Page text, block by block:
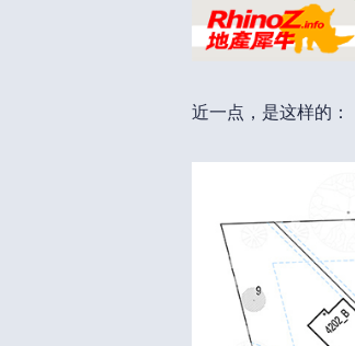
近一点，是这样的：